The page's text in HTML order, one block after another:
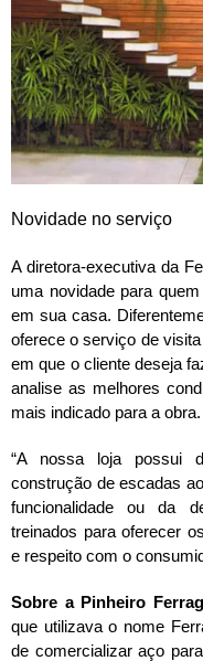
Novidade no serviço
A diretora-executiva da
uma novidade para
em sua casa.
oferece o serviço de
em que o cliente deseja
analise as melhores
mais indicado para a obra.
“A nossa loja possui
construção de escadas
funcionalidade ou da
treinados para oferecer
e respeito com o
Sobre a Pinheiro
que utilizava o nome
de comercializar aço